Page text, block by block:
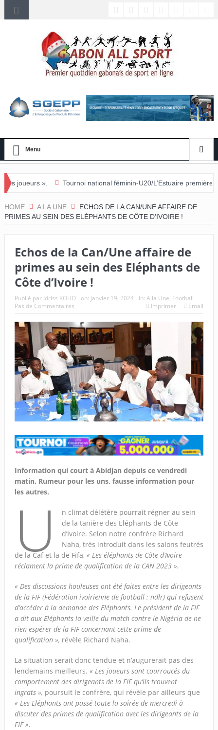
Menu
Tournoi national féminin-U20/L’Estuaire première équipe
HOME A LA UNE
ECHOS DE LA CAN/UNE AFFAIRE DE
PRIMES AU SEIN DES ELÉPHANTS DE CÔTE D’IVOIRE !
Echos de la Can/Une affaire de
primes au sein des Eléphants de
Côte d’Ivoire !
Publié par Idriss KOHO on: janvier 19, 2024 In: A la Une, Football
Pas de Commentaires
Imprimer Email
Information qui court à Abidjan depuis ce vendredi
matin. Rumeur pour les uns, fausse information pour
les autres.
U
n climat délétère pourrait régner au sein
de la tanière des Eléphants de Côte
d’Ivoire. Selon notre confrère Richard
Naha, très introduit dans les salons feutrés
de la Caf et la de Fifa, « Les éléphants de Côte d’Ivoire
réclament la prime de qualification de la CAN 2023 ».
« Des discussions houleuses ont été faites entre les dirigeants
de la FIF (Fédération ivoirienne de football : ndlr) qui refusent
d’accéder à la demande des Eléphants. Le président de la FIF
a dit aux Eléphants la veille du match contre le Nigéria de ne
rien espérer de la FIF concernant cette prime de
qualification », révèle Richard Naha.
La situation serait donc tendue et n’augurerait pas des
lendemains meilleurs. « Les joueurs sont courroucés du
comportement des dirigeants de la FIF qu’ils trouvent
ingrats », poursuit le confrère, qui révèle par ailleurs que
« Les Eléphants ont passé toute la soirée de mercredi à
discuter des primes de qualification avec les dirigeants de la
FIF ».